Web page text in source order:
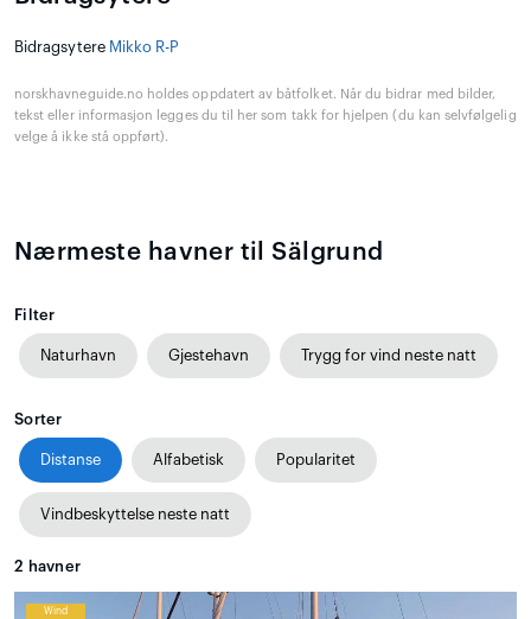
Bidragsytere Mikko R-P
norskhavneguide.no holdes oppdatert av båtfolket. Når du bidrar med bilder,
tekst eller informasjon legges du til her som takk for hjelpen (du kan selvfølgelig
velge å ikke stå oppført).
Nærmeste havner til Sälgrund
Filter
Naturhavn Gjestehavn Trygg for vind neste natt
Sorter
Distanse Alfabetisk Popularitet
Vindbeskyttelse neste natt
2 havner
Wind